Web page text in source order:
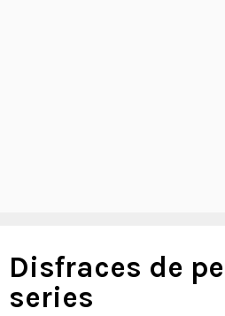
Disfraces de
series